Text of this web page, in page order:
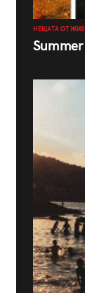
НЕЩАТА ОТ